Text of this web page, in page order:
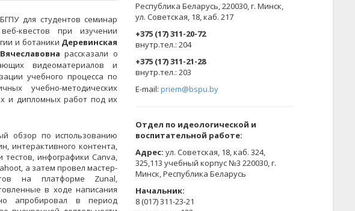
для студентов семинар
квестов при изучении
и ботаники Деревинская
рассказали о
видеоматериалов и
учебного процесса по
учебно-методических
и дипломных работ под их
обзор по использованию
интерактивного контента,
инфографики Canva,
а затем провел мастер-
на платформе Zunal,
в ходе написания
апробировал в период
Республика Беларусь, 220030, г. Минск,
ул. Советская, 18, каб. 217
+375 (17) 311-20-72
​внутр.тел.: 204
+375 (17) 311-21-28
​внутр.тел.: 203
E-mail:priem@bspu.by
Отдел по идеологической и
воспитательной работе:
Адрес:ул. Советская, 18, каб. 324,
325,113 учебный корпус №3 220030, г.
Минск, Республика Беларусь
Начальник:
8 (017) 311-23-21